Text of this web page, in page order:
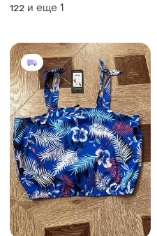
122 и еще 1